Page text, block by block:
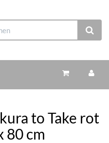
to Take rot
80 cm